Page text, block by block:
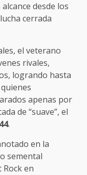
desde los
cerrada
el veterano
rivales,
logrando hasta
apenas por
de “suave”, el
.
en la
semental
en